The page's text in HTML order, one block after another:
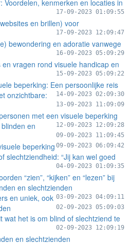
Voordelen, kenmerken en locaties in
17-09-2023 01:09:55
en brillen) voor
17-09-2023 12:09:47
bewondering en adoratie vanwege
16-09-2023 05:09:29
vragen rond visuele handicap en
15-09-2023 05:09:22
beperking: Een persoonlijke reis
14-09-2023 02:09:30
onzichtbare:
13-09-2023 11:09:09
met een visuele beperking
12-09-2023 12:09:28
en
09-09-2023 11:09:45
beperking 09-09-2023 06:09:42
slechtziendheid: “Jij kan wel goed
04-09-2023 01:09:35
“zien”, “kijken” en “lezen” bij
en slechtzienden
03-09-2023 04:09:11
en uniek, ook
02-09-2023 05:09:03
wat het is om blind of slechtziend te
02-09-2023 12:09:19
en slechtzienden